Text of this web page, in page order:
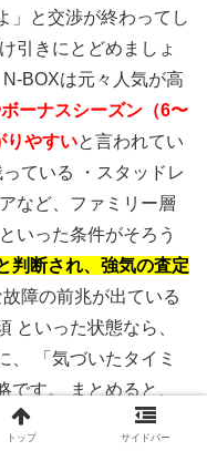
」と交渉が終わってし
引きにとどめましょ
BOXは元々人気が高
ーナスシーズン（6〜
りやすいと言われてい
ている ・スタッドレ
など、ファミリー層
いった条件がそろう
判断され、強気の査定
障の前兆が出ている
といった状態なら、
、 「気づいたタイミ
です。 まとめると、
他社の金額を上手に伝
トップ サイドバー